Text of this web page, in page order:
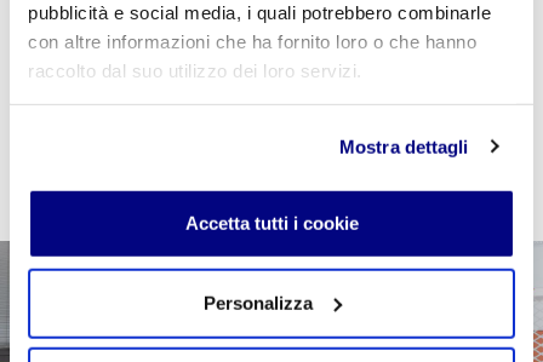
pubblicità e social media, i quali potrebbero combinarle
con altre informazioni che ha fornito loro o che hanno
raccolto dal suo utilizzo dei loro servizi.
Mostra dettagli
Accetta tutti i cookie
Personalizza
AGGIUNGI AL CARRELLO